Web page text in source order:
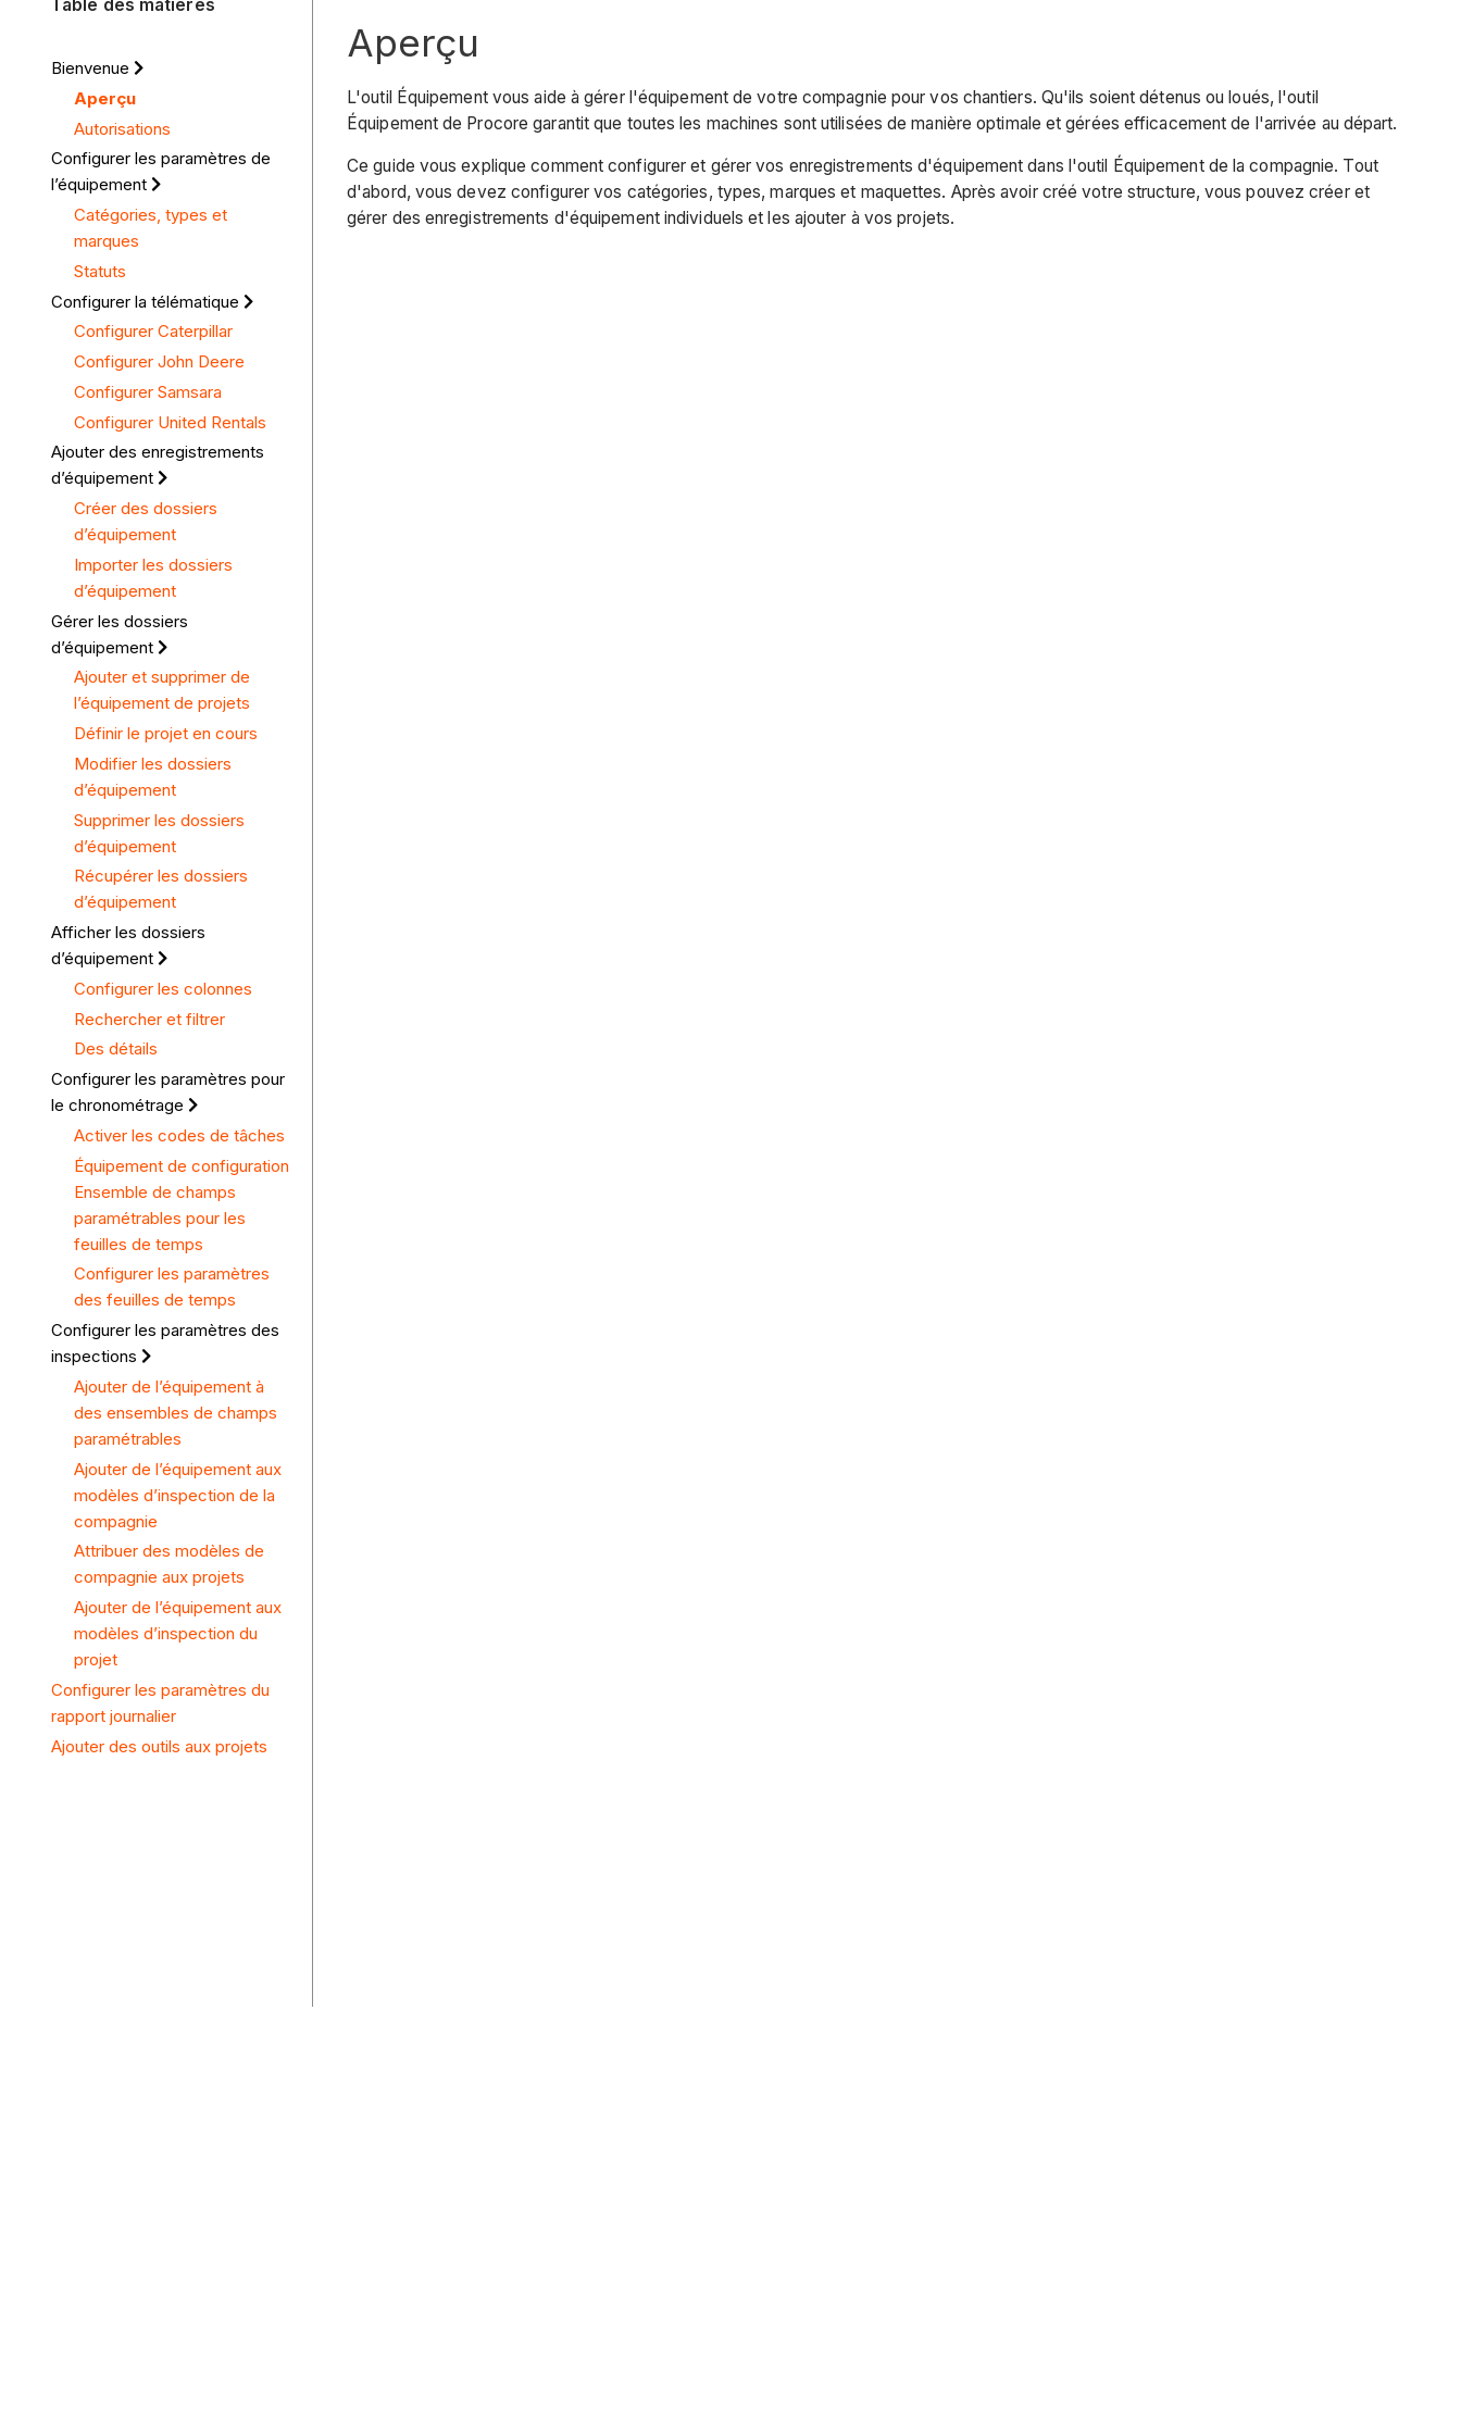
Table des matières
Bienvenue
Aperçu
Autorisations
Configurer les paramètres de
l’équipement
Catégories, types et
marques
Statuts
Configurer la télématique
Configurer Caterpillar
Configurer John Deere
Configurer Samsara
Configurer United Rentals
Ajouter des enregistrements
d’équipement
Créer des dossiers
d’équipement
Importer les dossiers
d’équipement
Gérer les dossiers
d’équipement
Ajouter et supprimer de
l’équipement de projets
Définir le projet en cours
Modifier les dossiers
d’équipement
Supprimer les dossiers
d’équipement
Récupérer les dossiers
d’équipement
Afficher les dossiers
d’équipement
Configurer les colonnes
Rechercher et filtrer
Des détails
Configurer les paramètres pour
le chronométrage
Activer les codes de tâches
Équipement de configuration
Ensemble de champs
paramétrables pour les
feuilles de temps
Configurer les paramètres
des feuilles de temps
Configurer les paramètres des
inspections
Ajouter de l’équipement à
des ensembles de champs
paramétrables
Ajouter de l’équipement aux
modèles d’inspection de la
compagnie
Attribuer des modèles de
compagnie aux projets
Ajouter de l’équipement aux
modèles d’inspection du
projet
Configurer les paramètres du
rapport journalier
Ajouter des outils aux projets
Aperçu
L'outil Équipement vous aide à gérer l'équipement de votre compagnie pour vos chantiers. Qu'ils soient détenus ou loués, l'outil
Équipement de Procore garantit que toutes les machines sont utilisées de manière optimale et gérées efficacement de l'arrivée au départ.
Ce guide vous explique comment configurer et gérer vos enregistrements d'équipement dans l'outil Équipement de la compagnie. Tout
d'abord, vous devez configurer vos catégories, types, marques et maquettes. Après avoir créé votre structure, vous pouvez créer et
gérer des enregistrements d'équipement individuels et les ajouter à vos projets.